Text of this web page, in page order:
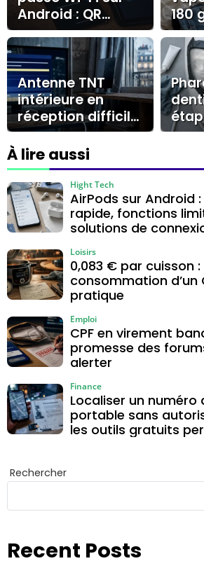
Android : QR
code, Android 10
et cas Samsung
180
Antenne TNT
intérieure en
réception difficile
: quand
l’amplificateur
aide, quand il ne
sert à rien
À lire aussi
AirPods sur Android
rapide, fonctions
solutions de
Hight Tech
0,083 € par cuisson :
consommation d’un
pratique
Loisirs
CPF en virement
promesse des
alerter
Emploi
Localiser un numéro
portable sans
les outils gratuits
Finance
Rechercher
Recent Posts